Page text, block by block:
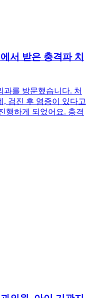
서 받은 충격파 치
과를 방문했습니다. 처
, 검진 후 염증이 있다고
행하게 되었어요. 충격